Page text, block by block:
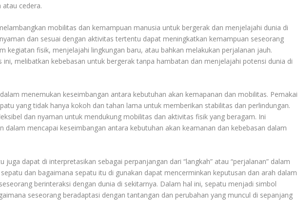
atau cedera.
mobilitas dan kemampuan manusia untuk bergerak dan menjelajahi dunia di
dan sesuai dengan aktivitas tertentu dapat meningkatkan kemampuan seseorang
kegiatan fisik, menjelajahi lingkungan baru, atau bahkan melakukan perjalanan jauh.
ini, melibatkan kebebasan untuk bergerak tanpa hambatan dan menjelajahi potensi dunia di
menemukan keseimbangan antara kebutuhan akan kemapanan dan mobilitas. Pemakai
yang tidak hanya kokoh dan tahan lama untuk memberikan stabilitas dan perlindungan.
dan nyaman untuk mendukung mobilitas dan aktivitas fisik yang beragam. Ini
dalam mencapai keseimbangan antara kebutuhan akan keamanan dan kebebasan dalam
juga dapat di interpretasikan sebagai perpanjangan dari “langkah” atau “perjalanan” dalam
dan bagaimana sepatu itu di gunakan dapat mencerminkan keputusan dan arah dalam
berinteraksi dengan dunia di sekitarnya. Dalam hal ini, sepatu menjadi simbol
seseorang beradaptasi dengan tantangan dan perubahan yang muncul di sepanjang